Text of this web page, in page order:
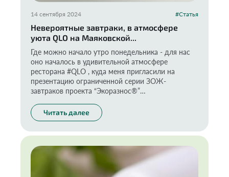
14 сентября 2024 #Статья
Невероятные завтраки, в атмосфере
уюта QLO на Маяковской...
Где можно начало утро понедельника - для нас
оно началось в удивительной атмосфере
ресторана #QLO , куда меня пригласили на
презентацию ограниченной серии ЗОЖ-
завтраков проекта “Экоразнос®️”
Читать далее